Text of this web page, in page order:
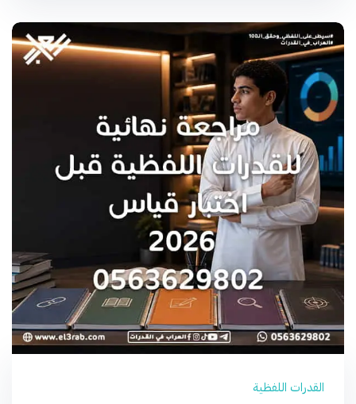
القدرات اللفظية